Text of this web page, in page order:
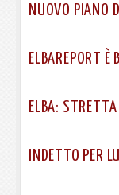
NUOVO PIANO
ELBAREPORT È
ELBA:
INDETTO PER